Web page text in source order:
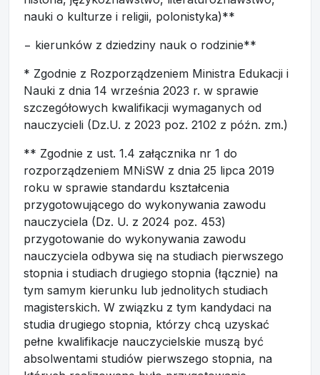
nauki o kulturze i religii, polonistyka)**
− kierunków z dziedziny nauk o rodzinie**
* Zgodnie z Rozporządzeniem Ministra Edukacji i
Nauki z dnia 14 września 2023 r. w sprawie
szczegółowych kwalifikacji wymaganych od
nauczycieli (Dz.U. z 2023 poz. 2102 z późn. zm.)
** Zgodnie z ust. 1.4 załącznika nr 1 do
rozporządzeniem MNiSW z dnia 25 lipca 2019
roku w sprawie standardu kształcenia
przygotowującego do wykonywania zawodu
nauczyciela (Dz. U. z 2024 poz. 453)
przygotowanie do wykonywania zawodu
nauczyciela odbywa się na studiach pierwszego
stopnia i studiach drugiego stopnia (łącznie) na
tym samym kierunku lub jednolitych studiach
magisterskich. W związku z tym kandydaci na
studia drugiego stopnia, którzy chcą uzyskać
pełne kwalifikacje nauczycielskie muszą być
absolwentami studiów pierwszego stopnia, na